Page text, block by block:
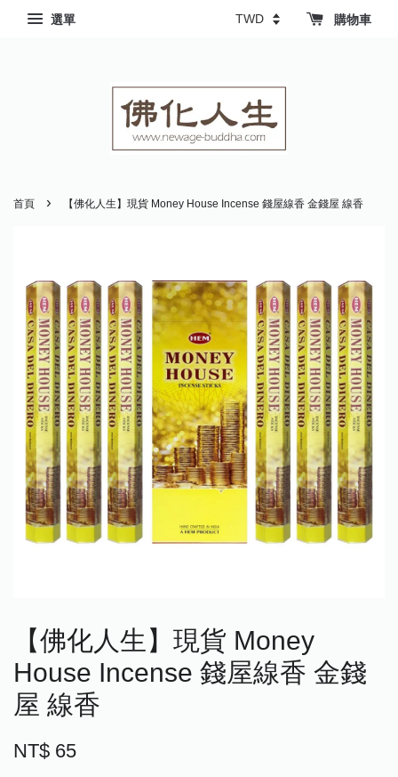
選單 購物車
首頁 › 【佛化人生】現貨 Money House Incense 錢屋線香 金錢屋 線香
【佛化人生】現貨 Money
House Incense 錢屋線香 金錢
屋 線香
NT$ 65